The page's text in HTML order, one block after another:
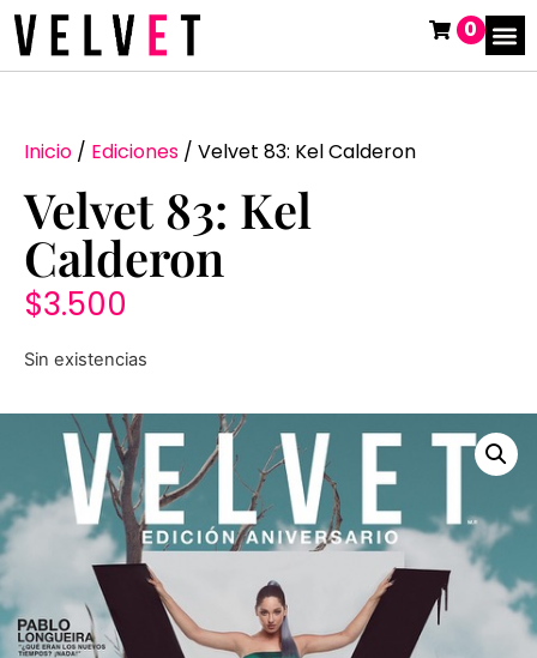
0
Inicio / Ediciones / Velvet 83: Kel Calderon
Velvet 83: Kel
Calderon
$3.500
Sin existencias